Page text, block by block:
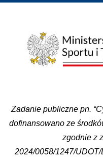
Zadanie publiczne pn.
dofinansowano ze
zgodnie z
2024/0058/1247/